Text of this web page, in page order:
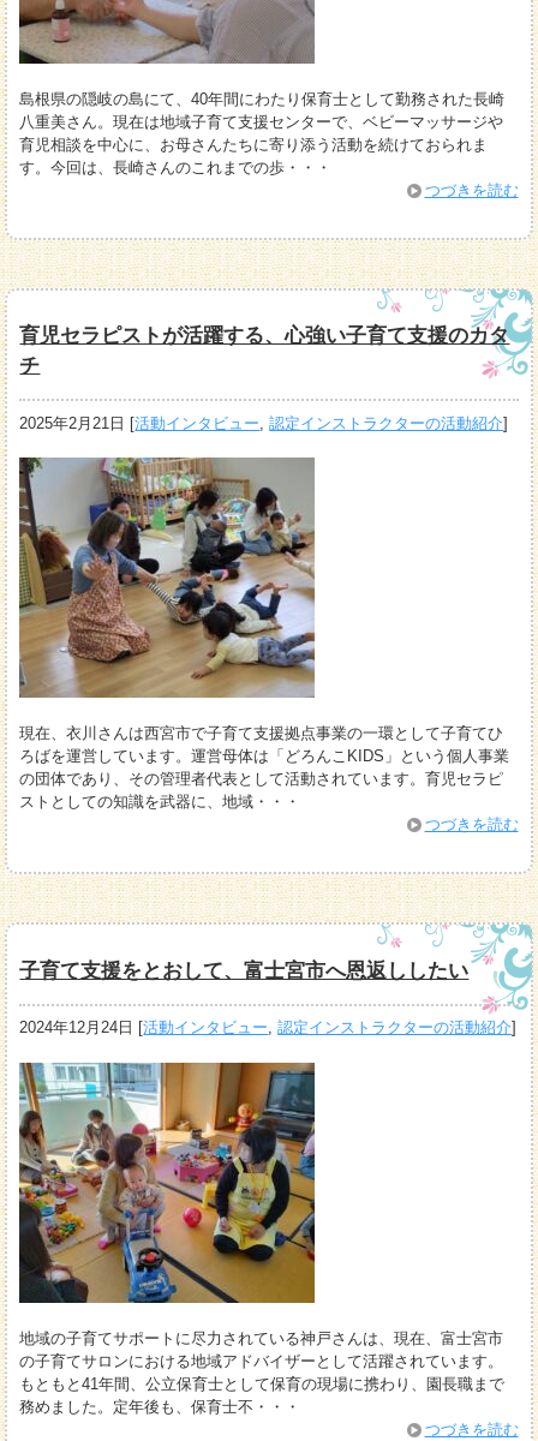
島根県の隠岐の島にて、40年間にわたり保育士として勤務された長崎
八重美さん。現在は地域子育て支援センターで、ベビーマッサージや
育児相談を中心に、お母さんたちに寄り添う活動を続けておられま
す。今回は、長崎さんのこれまでの歩・・・
つづきを読む
育児セラピストが活躍する、心強い子育て支援のカタ
チ
2025年2月21日 [活動インタビュー ,認定インストラクターの活動紹介]
現在、衣川さんは西宮市で子育て支援拠点事業の一環として子育てひ
ろばを運営しています。運営母体は「どろんこKIDS」という個人事業
の団体であり、その管理者代表として活動されています。育児セラピ
ストとしての知識を武器に、地域・・・
つづきを読む
子育て支援をとおして、富士宮市へ恩返ししたい
2024年12月24日 [活動インタビュー,認定インストラクターの活動紹介]
地域の子育てサポートに尽力されている神戸さんは、現在、富士宮市
の子育てサロンにおける地域アドバイザーとして活躍されています。
もともと41年間、公立保育士として保育の現場に携わり、園長職まで
務めました。定年後も、保育士不・・・
つづきを読む